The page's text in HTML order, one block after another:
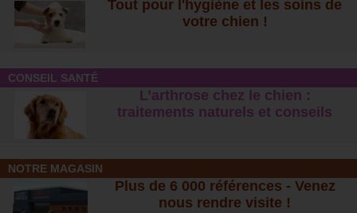
Tout pour l'hygiène et les soins de
votre chien !
CONSEIL SANTÉ
L’arthrose chez le chien :
traitements naturels et conseils
NOTRE MAGASIN
Plus de 6 000 références - Venez
nous rendre visite !